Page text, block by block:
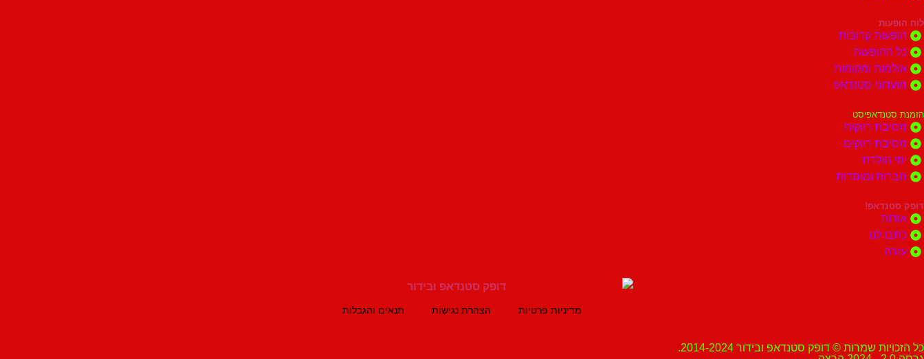
לוח הופעות
הופעות קרובות
כל ההופעות
אולמות ומקומות
מועדוני סטנדאפ
הזמנת סטנדאפיסט
מסיבת רווקות
מסיבת רווקים
ימי הולדת
חברות ומוסדות
דופק סטנדאפ!
אודות
כתבו לנו
עזרה
מדיניות פרטיות הצהרת נגישות תנאים והגבלות
כל הזכויות שמרות © דופק סטנדאפ ובידור 2014-2024.